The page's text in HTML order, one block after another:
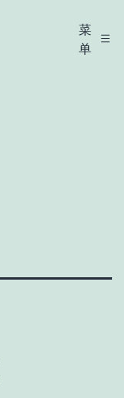
菜
单